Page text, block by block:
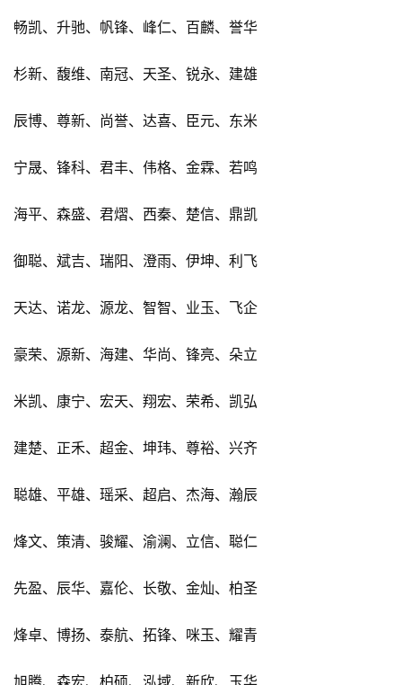
畅凯、升驰、帆锋、峰仁、百麟、誉华
杉新、馥维、南冠、天圣、锐永、建雄
辰博、尊新、尚誉、达喜、臣元、东米
宁晟、锋科、君丰、伟格、金霖、若鸣
海平、森盛、君熠、西秦、楚信、鼎凯
御聪、斌吉、瑞阳、澄雨、伊坤、利飞
天达、诺龙、源龙、智智、业玉、飞企
豪荣、源新、海建、华尚、锋亮、朵立
米凯、康宁、宏天、翔宏、荣希、凯弘
建楚、正禾、超金、坤玮、尊裕、兴齐
聪雄、平雄、瑶采、超启、杰海、瀚辰
烽文、策清、骏耀、渝澜、立信、聪仁
先盈、辰华、嘉伦、长敬、金灿、柏圣
烽卓、博扬、泰航、拓锋、咪玉、耀青
旭腾、森宏、柏硕、泓域、新欣、玉华